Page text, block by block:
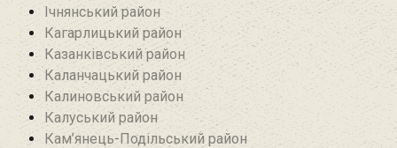
Ічнянський район
Кагарлицький район
Казанківський район‎
Каланчацький район
Калиновський район
Калуський район
Кам’янець-Подільський район